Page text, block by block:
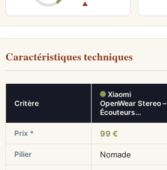
▲
Caractéristiques techniques
Critère
Xiaomi
OpenWear Stereo –
Écouteurs…
Prix * 99 €
Pilier Nomade